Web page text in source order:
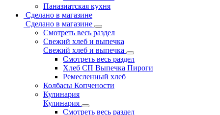
Паназиатская кухня
Сделано в магазине
Сделано в магазине
Смотреть весь раздел
Свежий хлеб и выпечка
Свежий хлеб и выпечка
Смотреть весь раздел
Хлеб СП Выпечка Пироги
Ремесленный хлеб
Колбасы Копчености
Кулинария
Кулинария
Смотреть весь раздел